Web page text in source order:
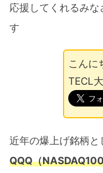
応援してくれるみな
す
こんに
TECL
近年の爆上げ銘柄と
QQQ（